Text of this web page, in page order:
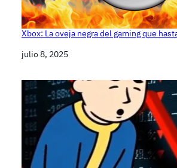
Xbox: La oveja negra del gaming que
Fecha
julio 8, 2025